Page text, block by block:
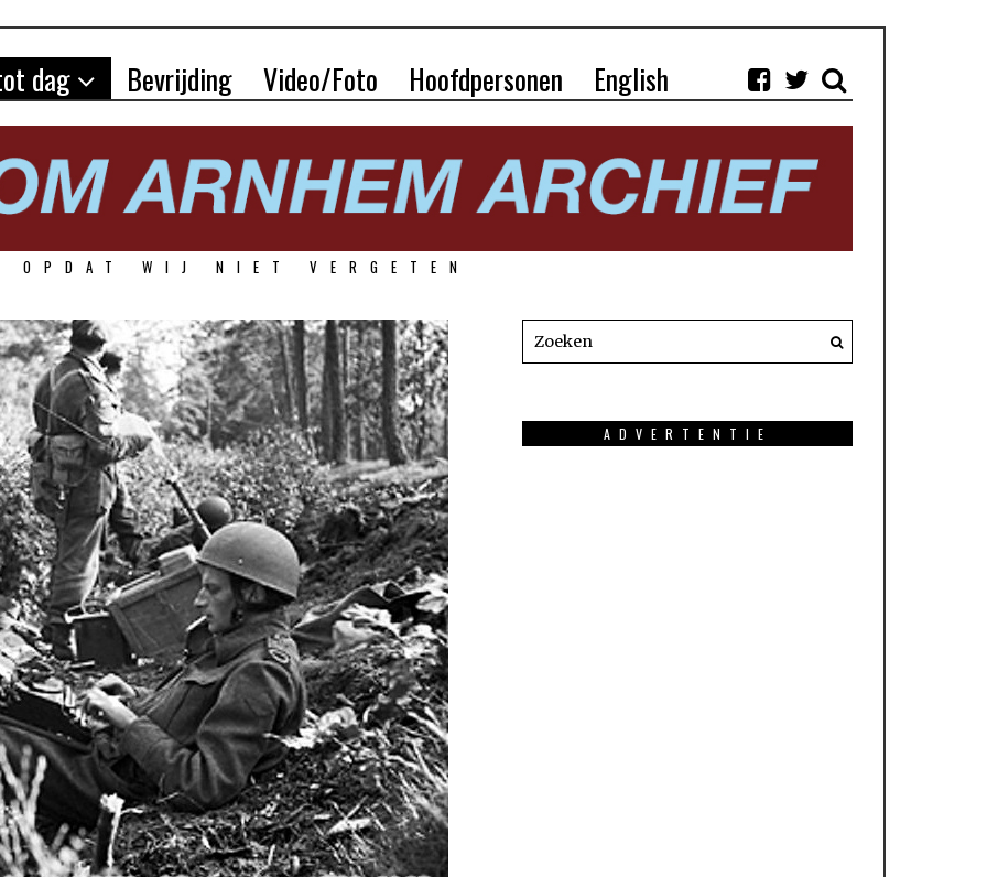
dag Bevrijding Video/Foto Hoofdpersonen English
OPDAT WIJ NIET VERGETEN
ADVERTENTIE